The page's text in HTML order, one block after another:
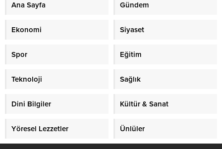
Ana Sayfa Gündem
Ekonomi Siyaset
Spor Eğitim
Teknoloji Sağlık
Dini Bilgiler Kültür & Sanat
Yöresel Lezzetler Ünlüler